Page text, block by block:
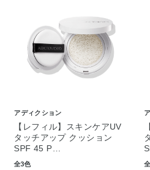
アディクション
【レフィル】スキンケアUV
タッチアップ クッション
SPF 45 P…
全3色